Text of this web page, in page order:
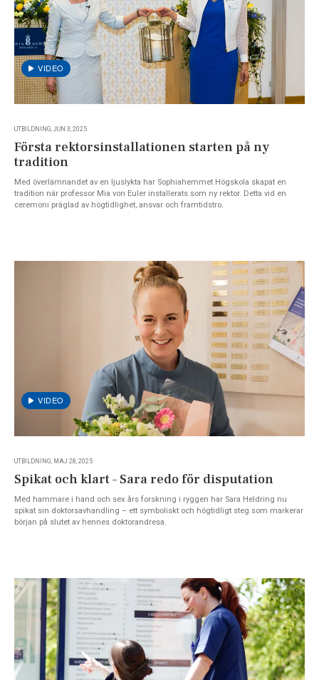
UTBILDNING, JUN 3, 2025
Första rektorsinstallationen starten på ny
tradition
Med överlämnandet av en ljuslykta har Sophiahemmet Högskola skapat en
tradition när professor Mia von Euler installerats som ny rektor. Detta vid en
ceremoni präglad av högtidlighet, ansvar och framtidstro.
UTBILDNING, MAJ 28, 2025
Spikat och klart – Sara redo för disputation
Med hammare i hand och sex års forskning i ryggen har Sara Heldring nu
spikat sin doktorsavhandling – ett symboliskt och högtidligt steg som markerar
början på slutet av hennes doktorandresa.